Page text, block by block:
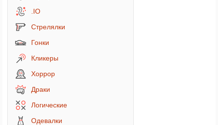
.IO
Стрелялки
Гонки
Кликеры
Хоррор
Драки
Логические
Одевалки